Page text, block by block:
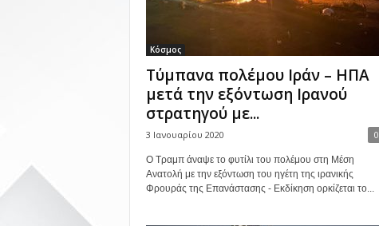
Κόσμος
Τύμπανα πολέμου Ιράν – ΗΠΑ
μετά την εξόντωση Ιρανού
στρατηγού με...
3 Ιανουαρίου 2020 0
Ο Τραμπ άναψε το φυτίλι του πολέμου στη Μέση
Ανατολή με την εξόντωση του ηγέτη της ιρανικής
Φρουράς της Επανάστασης - Εκδίκηση ορκίζεται το...